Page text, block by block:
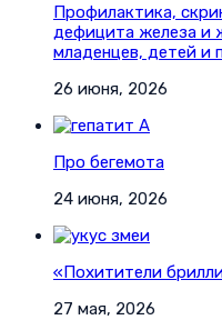
Профилактика,
дефицита железа и
младенцев, детей и
26 июня, 2026
Про бегемота
24 июня, 2026
«Похитители
27 мая, 2026